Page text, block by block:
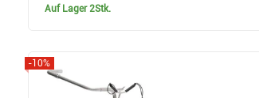
Auf Lager 2Stk.
-10%